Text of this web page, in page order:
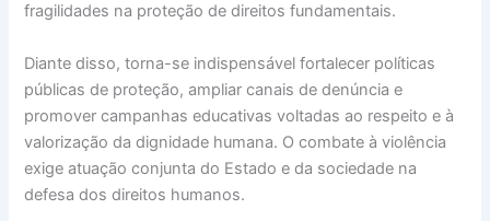
fragilidades na proteção de direitos fundamentais.
Diante disso, torna-se indispensável fortalecer políticas
públicas de proteção, ampliar canais de denúncia e
promover campanhas educativas voltadas ao respeito e à
valorização da dignidade humana. O combate à violência
exige atuação conjunta do Estado e da sociedade na
defesa dos direitos humanos.